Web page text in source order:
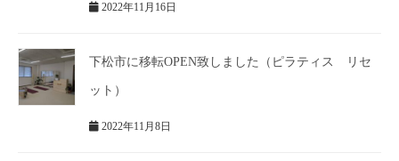
2022年11月16日
下松市に移転OPEN致しました（ピラティス リセ
ット）
2022年11月8日